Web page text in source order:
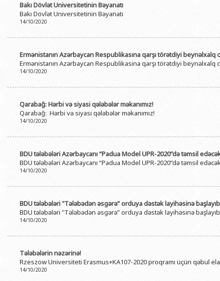
Bakı Dövlət Universitetinin Bəyanatı
Bakı Dövlət Universitetinin Bəyanatı
14/10/2020
Ermənistanın Azərbaycan Respublikasına qarşı törətdiyi
Ermənistanın Azərbaycan Respublikasına qarşı törətdiyi
14/10/2020
Qarabağ: Hərbi və siyasi qələbələr məkanımız!
Qarabağ: Hərbi və siyasi qələbələr məkanımız!
14/10/2020
BDU tələbələri Azərbaycanı “Padua Model UPR-2020”də təmsil
BDU tələbələri Azərbaycanı “Padua Model UPR-2020”də təmsil
14/10/2020
BDU tələbələri "Tələbədən əsgərə” orduya dəstək layihəsinə başlayıb
BDU tələbələri "Tələbədən əsgərə” orduya dəstək layihəsinə başlayıb
14/10/2020
Tələbələrin nəzərinə!
Rzeszow Universiteti Erasmus+KA107-2020 proqramı üçün qəbul
14/10/2020